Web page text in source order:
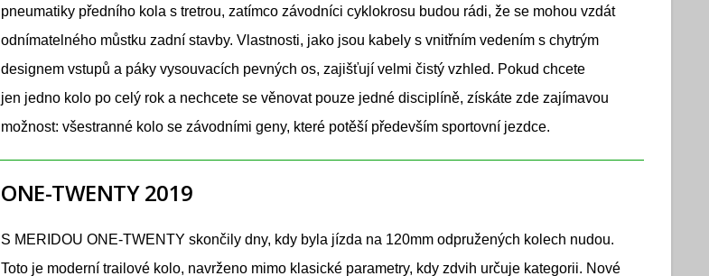
pneumatiky předního kola s tretrou, zatímco závodníci cyklokrosu budou rádi, že se mohou vzdát
odnímatelného můstku zadní stavby. Vlastnosti, jako jsou kabely s vnitřním vedením s chytrým
designem vstupů a páky vysouvacích pevných os, zajišťují velmi čistý vzhled. Pokud chcete
jen jedno kolo po celý rok a nechcete se věnovat pouze jedné disciplíně, získáte zde zajímavou
možnost: všestranné kolo se závodními geny, které potěší především sportovní jezdce.
ONE-TWENTY 2019
S MERIDOU ONE-TWENTY skončily dny, kdy byla jízda na 120mm odpružených kolech nudou.
Toto je moderní trailové kolo, navrženo mimo klasické parametry, kdy zdvih určuje kategorii. Nové